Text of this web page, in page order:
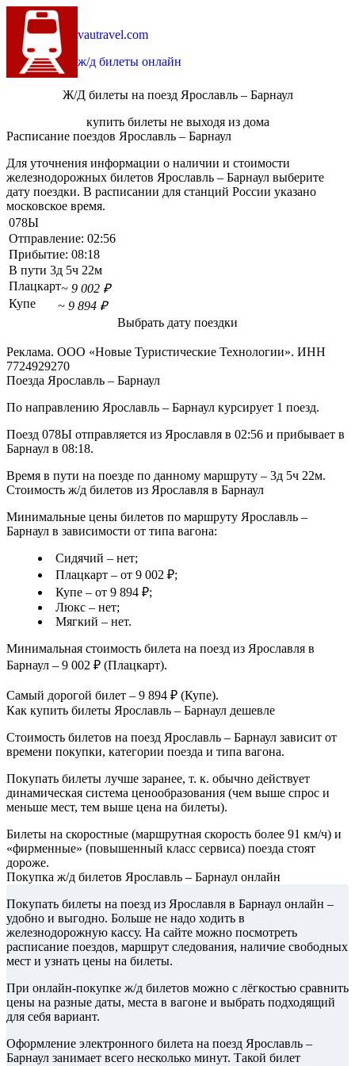
vautravel.com
ж/д билеты онлайн
Ж/Д билеты на поезд Ярославль – Барнаул
купить билеты не выходя из дома
Расписание поездов Ярославль – Барнаул
Для уточнения информации о наличии и стоимости
железнодорожных билетов Ярославль – Барнаул выберите
дату поездки. В расписании для станций России указано
московское время.
078Ы
Отправление: 02:56
Прибытие: 08:18
В пути 3д 5ч 22м
Плацкарт~ 9 002 ₽
Купе
~ 9 894 ₽
Выбрать дату поездки
Реклама. ООО «Новые Туристические Технологии». ИНН
7724929270
Поезда Ярославль – Барнаул
По направлению Ярославль – Барнаул курсирует 1 поезд.
Поезд 078Ы отправляется из Ярославля в 02:56 и прибывает в
Барнаул в 08:18.
Время в пути на поезде по данному маршруту – 3д 5ч 22м.
Стоимость ж/д билетов из Ярославля в Барнаул
Минимальные цены билетов по маршруту Ярославль –
Барнаул в зависимости от типа вагона:
Сидячий – нет;
Плацкарт – от 9 002 ₽;
Купе – от 9 894 ₽;
Люкс – нет;
Мягкий – нет.
Минимальная стоимость билета на поезд из Ярославля в
Барнаул – 9 002 ₽ (Плацкарт).
Самый дорогой билет – 9 894 ₽ (Купе).
Как купить билеты Ярославль – Барнаул дешевле
Стоимость билетов на поезд Ярославль – Барнаул зависит от
времени покупки, категории поезда и типа вагона.
Покупать билеты лучше заранее, т. к. обычно действует
динамическая система ценообразования (чем выше спрос и
меньше мест, тем выше цена на билеты).
Билеты на скоростные (маршрутная скорость более 91 км/ч) и
«фирменные» (повышенный класс сервиса) поезда стоят
дороже.
Покупка ж/д билетов Ярославль – Барнаул онлайн
Покупать билеты на поезд из Ярославля в Барнаул онлайн –
удобно и выгодно. Больше не надо ходить в
железнодорожную кассу. На сайте можно посмотреть
расписание поездов, маршрут следования, наличие свободных
мест и узнать цены на билеты.
При онлайн-покупке ж/д билетов можно с лёгкостью сравнить
цены на разные даты, места в вагоне и выбрать подходящий
для себя вариант.
Оформление электронного билета на поезд Ярославль –
Барнаул занимает всего несколько минут. Такой билет